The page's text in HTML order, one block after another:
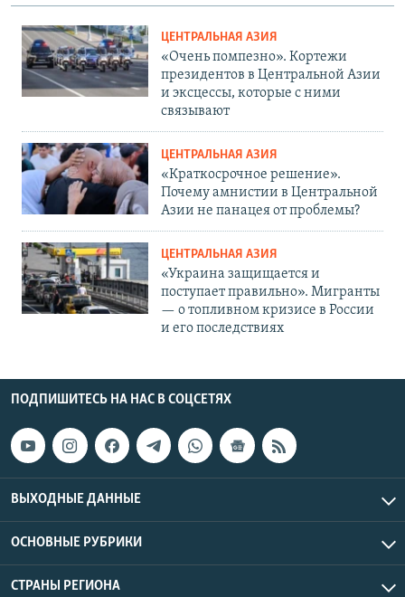
ЦЕНТРАЛЬНАЯ АЗИЯ
«Очень помпезно». Кортежи
президентов в Центральной Азии
и эксцессы, которые с ними
связывают
ЦЕНТРАЛЬНАЯ АЗИЯ
«Краткосрочное решение».
Почему амнистии в Центральной
Азии не панацея от проблемы?
ЦЕНТРАЛЬНАЯ АЗИЯ
«Украина защищается и
поступает правильно». Мигранты
— о топливном кризисе в России
и его последствиях
ПОДПИШИТЕСЬ НА НАС В СОЦСЕТЯХ
ВЫХОДНЫЕ ДАННЫЕ
ОСНОВНЫЕ РУБРИКИ
СТРАНЫ РЕГИОНА